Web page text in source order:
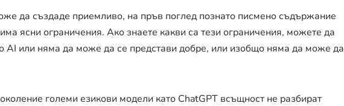
да създаде приемливо, на пръв поглед познато писмено съдържание
ясни ограничения. Ако знаете какви са тези ограничения, можете да
AI или няма да може да се представи добре, или изобщо няма да може да
големи езикови модели като ChatGPT всъщност не разбират